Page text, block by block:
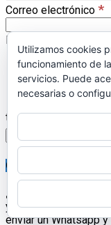
Correo electrónico *
Listas
Actualidad
Librería
términos. (enlace)
CONTACTAR
¿Quieres ponerte
y contestaremos lo
enviar un Whatsapp
Utilizamos cookies
funcionamiento de
servicios. Puede
necesarias o